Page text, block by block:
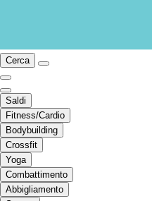
Cerca
Saldi
Fitness/Cardio
Bodybuilding
Crossfit
Yoga
Combattimento
Abbigliamento